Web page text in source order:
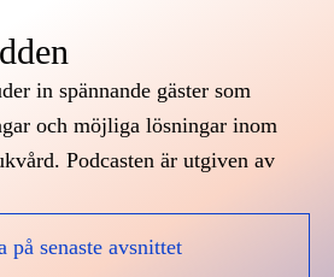
in spännande gäster som
och möjliga lösningar inom
Podcasten är utgiven av
på senaste avsnittet